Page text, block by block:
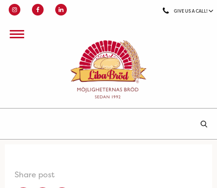
GIVE US A CALL!
Share post